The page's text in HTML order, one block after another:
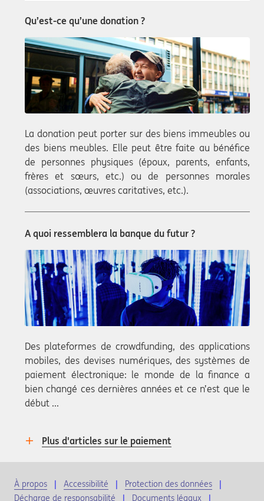
Qu’est-ce qu’une donation ?
La donation peut porter sur des biens immeubles ou
des biens meubles. Elle peut être faite au bénéfice
de personnes physiques (époux, parents, enfants,
frères et sœurs, etc.) ou de personnes morales
(associations, œuvres caritatives, etc.).
A quoi ressemblera la banque du futur ?
Des plateformes de crowdfunding, des applications
mobiles, des devises numériques, des systèmes de
paiement électronique: le monde de la finance a
bien changé ces dernières années et ce n’est que le
début ...
Plus d'articles sur le paiement
À propos Accessibilité
Protection des données
Décharge de responsabilité
Documents légaux